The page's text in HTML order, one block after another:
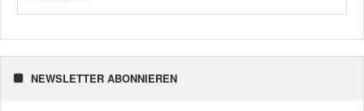
NEWSLETTER ABONNIEREN